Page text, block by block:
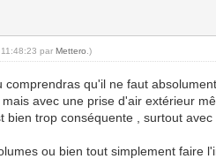
11:48:23 parMettero .)
qu'il ne faut
avec une prise d'air extérieur
trop conséquente , surtout
ou bien tout simplement faire